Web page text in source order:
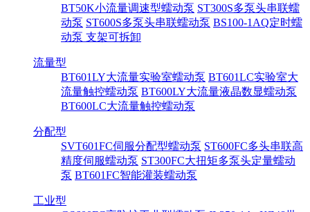
BT50K小流量调速型蠕动泵 ST300S多泵头串联蠕
动泵 ST600S多泵头串联蠕动泵 BS100-1AQ定时蠕
动泵 支架可拆卸
流量型
BT601LY大流量实验室蠕动泵 BT601LC实验室大
流量触控蠕动泵 BT600LY大流量液晶数显蠕动泵
BT600LC大流量触控蠕动泵
分配型
SVT601FC伺服分配型蠕动泵 ST600FC多头串联高
精度伺服蠕动泵 ST300FC大扭矩多泵头定量蠕动
泵 BT601FC智能灌装蠕动泵
工业型